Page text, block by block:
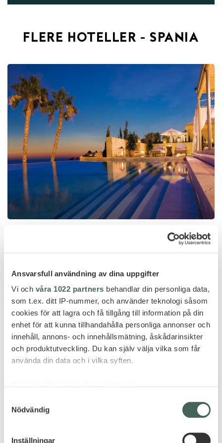
Ansvarsfull användning av dina uppgifter
Vi och våra 1022 partners behandlar din personliga data,
som t.ex. ditt IP-nummer, och använder teknologi såsom
cookies för att lagra och få tillgång till information på din
enhet för att kunna tillhandahålla personliga annonser och
innehåll, annons- och innehållsmätning, åskådarinsikter
och produktutveckling. Du kan själv välja vilka som får
använda din data och i vilka syften.
som kan ha en noggrannhet på upp till flera meter
Nödvändig
Inställningar
FLERE HOTELLER - SPANIA
BAHÍA DEL DUQUE